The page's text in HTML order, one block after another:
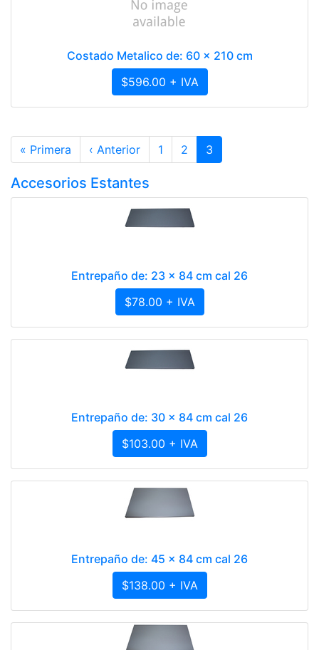
Costado Metalico de: 60 x 210 cm
$596.00 + IVA
« Primera ‹ Anterior 1 2 3
Accesorios Estantes
Entrepaño de: 23 x 84 cm cal 26
$78.00 + IVA
Entrepaño de: 30 x 84 cm cal 26
$103.00 + IVA
Entrepaño de: 45 x 84 cm cal 26
$138.00 + IVA